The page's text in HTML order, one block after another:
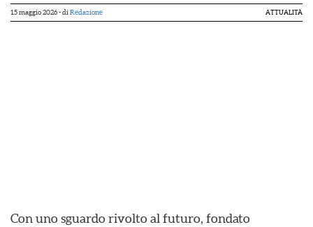
15 maggio 2026- di Redazione ATTUALITÀ
Con uno sguardo rivolto al futuro, fondato